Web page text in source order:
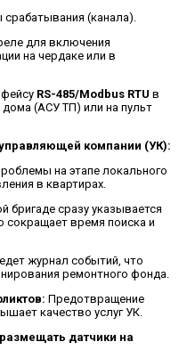
(канала).
для включения
на чердаке или в
RS-485/Modbus RTU в
дома (АСУ ТП) или на пульт
компании (УК):
на этапе локального
в квартирах.
бригаде сразу указывается
время поиска и
журнал событий, что
ремонтного фонда.
Предотвращение
качество услуг УК.
датчики на